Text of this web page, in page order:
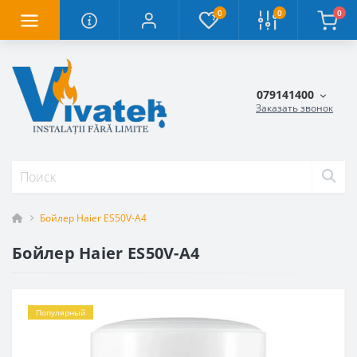
0 0 0
079141400
Заказать звонок
Бойлер Haier ES50V-A4
Бойлер Haier ES50V-A4
Популярный